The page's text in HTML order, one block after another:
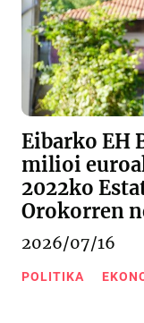
Eibarko EH
milioi
2022ko
Orokorren
2026/07/16
POLITIKA